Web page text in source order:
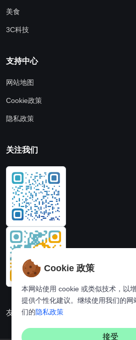
美食
3C科技
支持中心
网站地图
Cookie政策
隐私政策
关注我们
友情链接：动漫派
Cookie 政策
本网站使用 cookie 或类似技术，以
提供个性化建议。继续使用我们的
们的隐私政策
接受